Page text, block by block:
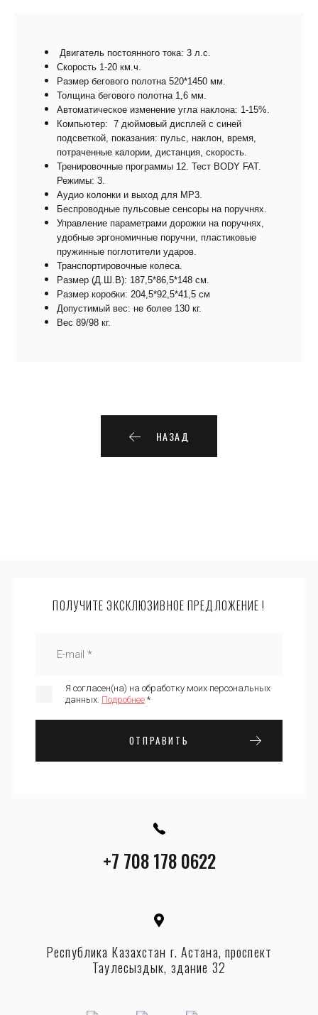
Двигатель постоянного тока: 3 л.с.
Скорость 1-20 км.ч.
Размер бегового полотна 520*1450 мм.
Толщина бегового полотна 1,6 мм.
Автоматическое изменение угла наклона: 1-15%.
Компьютер: 7 дюймовый дисплей с синей
подсветкой, показания: пульс, наклон, время,
потраченные калории, дистанция, скорость.
Тренировочные программы 12. Тест BODY FAT.
Режимы: 3.
Аудио колонки и выход для MP3.
Беспроводные пульсовые сенсоры на поручнях.
Управление параметрами дорожки на поручнях,
удобные эргономичные поручни, пластиковые
пружинные поглотители ударов.
Транспортировочные колеса.
Размер (Д.Ш.В): 187,5*86,5*148 cм.
Размер коробки: 204,5*92,5*41,5 cм
Допустимый вес: не более 130 кг.
Вес 89/98 кг.
НАЗАД
ПОЛУЧИТЕ ЭКСКЛЮЗИВНОЕ ПРЕДЛОЖЕНИЕ !
Я согласен(на) на обработку моих персональных
данных. Подробнее *
ОТПРАВИТЬ
+7 708 178 0622
Республика Казахстан г. Астана, проспект
Таулесыздык, здание 32